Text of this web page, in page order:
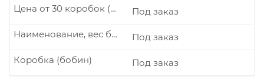
Под заказ
Цена от 30 коробок (р./шт.)
Под заказ
Наименование, вес бобины
Под заказ
Коробка (бобин)